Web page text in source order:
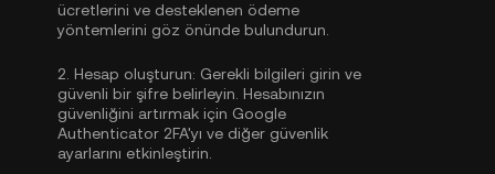
ücretlerini ve desteklenen ödeme
yöntemlerini göz önünde bulundurun.
2. Hesap oluşturun: Gerekli bilgileri girin ve
güvenli bir şifre belirleyin. Hesabınızın
güvenliğini artırmak için Google
Authenticator 2FA'yı ve diğer güvenlik
ayarlarını etkinleştirin.